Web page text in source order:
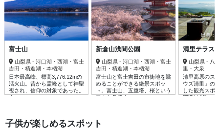
富士山
山梨県 - 河口湖・西湖・富士
吉田・精進湖・本栖湖
日本最高峰、標高3,776.12mの
活火山。昔から霊峰として神聖
視され、信仰の対象であった。
ま......
新倉山浅間公園
山梨県 - 河口湖・西湖・富士
吉田・精進湖・本栖湖
富士山と富士吉田の市街地を眺
めることができる絶景スポッ
ト。富士山、五重塔、桜という
日本を象徴す......
出典：
清里テラス
山梨県 - 八
里・大泉
清里高原のス
ウズ清里」の
した観光スポ
期間は4月......
子供が楽しめるスポット